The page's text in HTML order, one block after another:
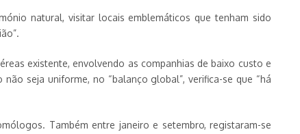
natural, visitar locais emblemáticos que tenham sido
existente, envolvendo as companhias de baixo custo e
seja uniforme, no “balanço global”, verifica-se que “há
Também entre janeiro e setembro, registaram-se